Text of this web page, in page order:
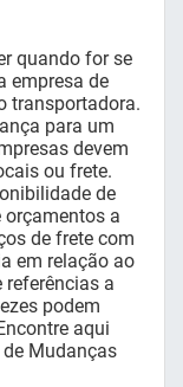
quando for se
empresa de
transportadora.
para um
devem
ou frete.
de
orçamentos a
de frete com
em relação ao
a
podem
aqui
Mudanças